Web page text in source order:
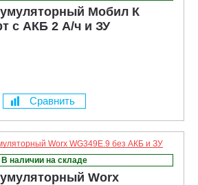
Мобил К
с АКБ 2 А/ч и ЗУ
Сравнить
В наличии на складе
Worx